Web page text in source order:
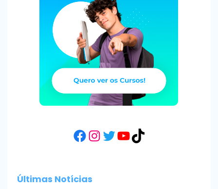
Facebook
Instagram
Twitter
YouTube
TikTok
Últimas Notícias